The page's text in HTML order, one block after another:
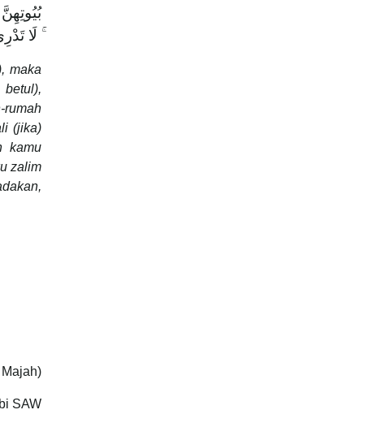
لَا
maka
betul),
(jika)
kamu
zalim
SAW